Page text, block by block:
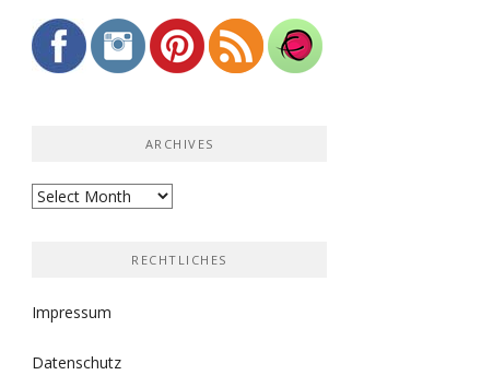
ARCHIVES
Archives
RECHTLICHES
Impressum
Datenschutz